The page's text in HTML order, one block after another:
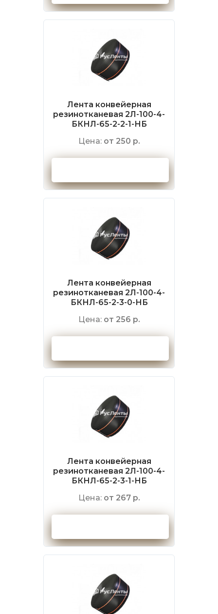
Лента конвейерная
резинотканевая 2Л-100-4-
БКНЛ-65-2-2-1-НБ
Цена: от 250 р.
Лента конвейерная
резинотканевая 2Л-100-4-
БКНЛ-65-2-3-0-НБ
Цена: от 256 р.
Лента конвейерная
резинотканевая 2Л-100-4-
БКНЛ-65-2-3-1-НБ
Цена: от 267 р.